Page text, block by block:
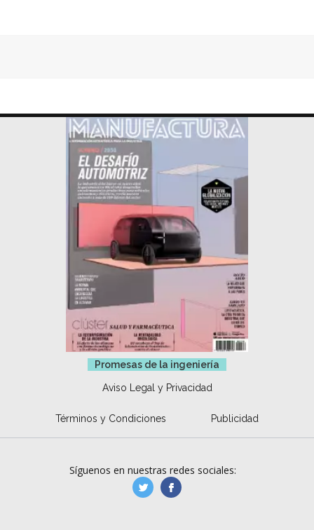
Promesas de la ingeniería
Aviso Legal y Privacidad
Términos y Condiciones Publicidad
Síguenos en nuestras redes sociales:
manufacturaGE